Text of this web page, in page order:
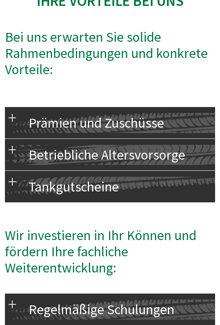
Bei uns erwarten Sie solide
Rahmenbedingungen und konkrete
Vorteile:
Prämien und Zuschüsse
Betriebliche Altersvorsorge
Tankgutscheine
Wir investieren in Ihr Können und
fördern Ihre fachliche
Weiterentwicklung:
Regelmäßige Schulungen